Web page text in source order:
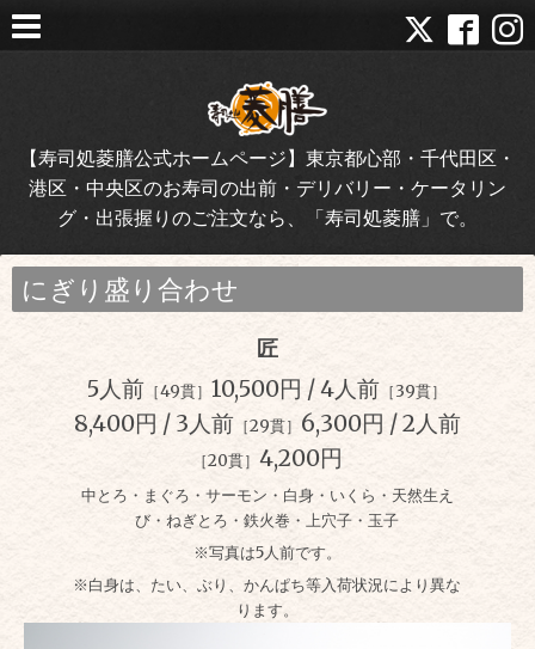
【寿司処菱膳公式ホームページ】東京都心部・千代田区・
港区・中央区のお寿司の出前・デリバリー・ケータリン
グ・出張握りのご注文なら、「寿司処菱膳」で。
にぎり盛り合わせ
匠
5人前 ［49貫］ 10,500円 / 4人前 ［39貫］
8,400円 / 3人前 ［29貫］ 6,300円 / 2人前
［20貫］ 4,200円
中とろ・まぐろ・サーモン・白身・いくら・天然生え
び・ねぎとろ・鉄火巻・上穴子・玉子
※写真は5人前です。
※白身は、たい、ぶり、かんぱち等入荷状況により異な
ります。